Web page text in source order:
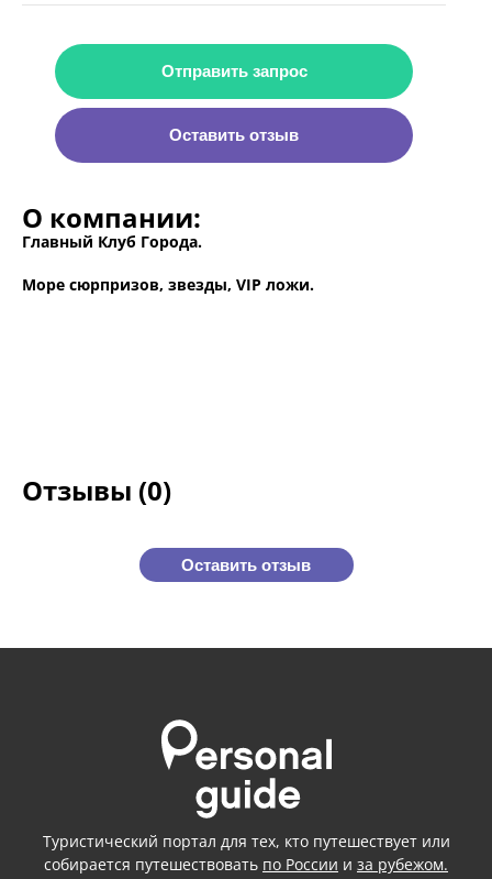
Отправить запрос
Оставить отзыв
О компании:
Главный Клуб Города.
Море сюрпризов, звезды, VIP ложи.
Отзывы (0)
Оставить отзыв
Туристический портал для тех, кто путешествует или
собирается путешествовать по России и за рубежом.